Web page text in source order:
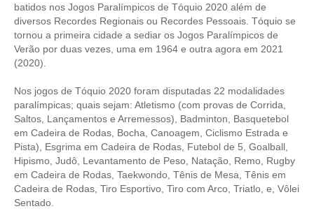
batidos nos Jogos Paralímpicos de Tóquio 2020 além de
diversos Recordes Regionais ou Recordes Pessoais. Tóquio se
tornou a primeira cidade a sediar os Jogos Paralímpicos de
Verão por duas vezes, uma em 1964 e outra agora em 2021
(2020).
Nos jogos de Tóquio 2020 foram disputadas 22 modalidades
paralímpicas; quais sejam: Atletismo (com provas de Corrida,
Saltos, Lançamentos e Arremessos), Badminton, Basquetebol
em Cadeira de Rodas, Bocha, Canoagem, Ciclismo Estrada e
Pista), Esgrima em Cadeira de Rodas, Futebol de 5, Goalball,
Hipismo, Judô, Levantamento de Peso, Natação, Remo, Rugby
em Cadeira de Rodas, Taekwondo, Tênis de Mesa, Tênis em
Cadeira de Rodas, Tiro Esportivo, Tiro com Arco, Triatlo, e, Vôlei
Sentado.